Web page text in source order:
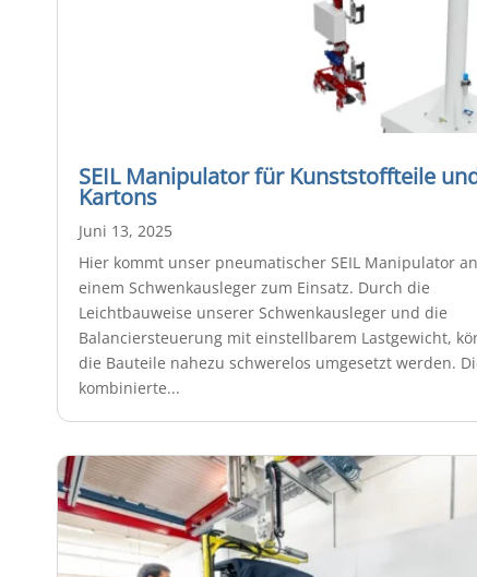
SEIL Manipulator für Kunststoffteile
Kartons
Juni 13, 2025
Hier kommt unser pneumatischer SEIL Manipulator an
einem Schwenkausleger zum Einsatz. Durch die
Leichtbauweise unserer Schwenkausleger und die
Balanciersteuerung mit einstellbarem Lastgewicht,
die Bauteile nahezu schwerelos umgesetzt werden.
kombinierte...